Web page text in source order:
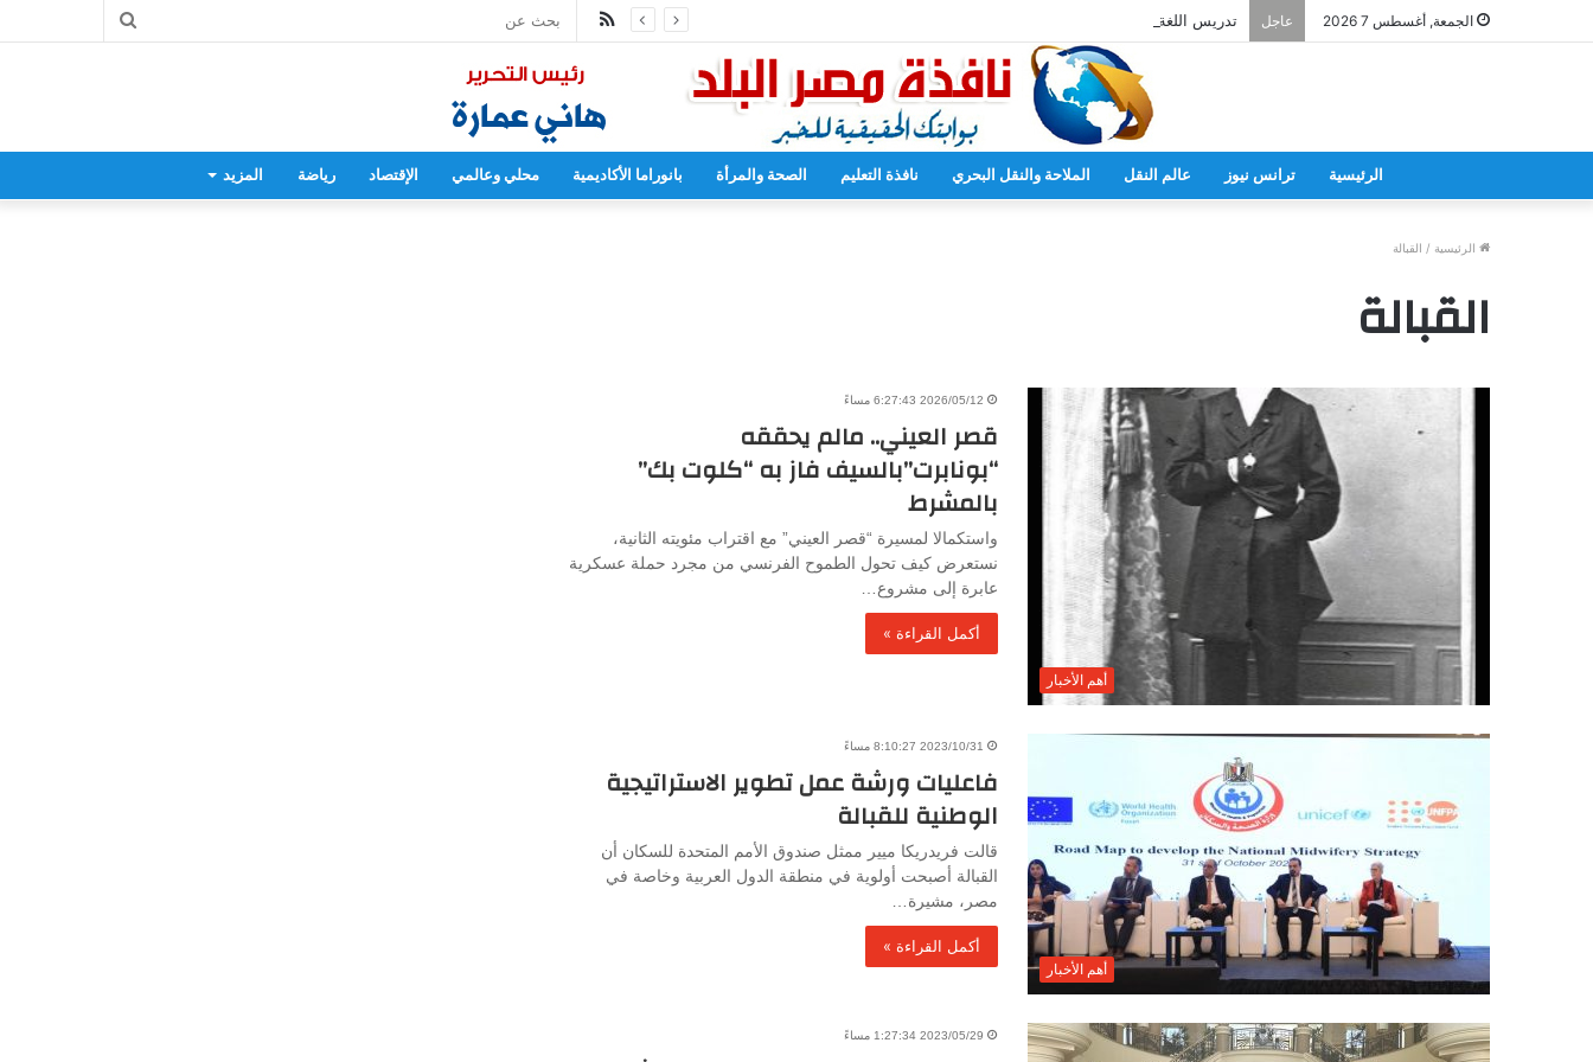
الجمعة, أغسطس 7 2026 عاجل تدريس اللغة اليابانية فى المدارس بدءا من العام المقبل
بحث
ملخص
الموقع
RSS
الرئيسية ترانس نيوز عالم النقل الملاحة والنقل البحري نافذة التعليم الصحة والمرأة بانوراما الأكاديمية محلي وعالمي الإقتصاد رياضة المزيد
الرئيسية / القبالة
القبالة
أهم الأخبار
2026/05/12 6:27:43 مساءً
قصر العيني.. مالم يحققه
“بونابرت”بالسيف فاز به “كلوت بك”
بالمشرط
واستكمالا لمسيرة “قصر العيني” مع اقتراب مئويته الثانية،
نستعرض كيف تحول الطموح الفرنسي من مجرد حملة عسكرية
عابرة إلى مشروع…
أكمل القراءة »
أهم الأخبار
2023/10/31 8:10:27 مساءً
فاعليات ورشة عمل تطوير الاستراتيجية
الوطنية للقبالة
قالت فريدريكا ميير ممثل صندوق الأمم المتحدة للسكان أن
القبالة أصبحت أولوية في منطقة الدول العربية وخاصة في
مصر، مشيرة…
أكمل القراءة »
2023/05/29 1:27:34 مساءً